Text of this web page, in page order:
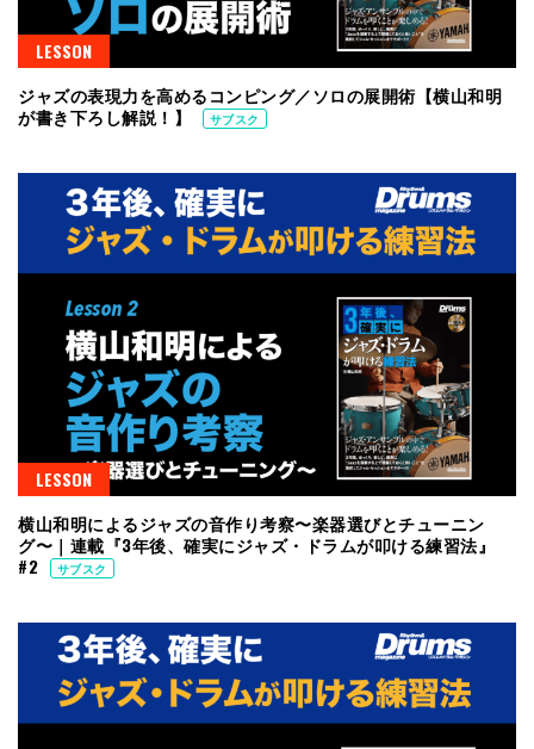
LESSON
ジャズの表現力を高めるコンピング／ソロの展開術【横山和明
が書き下ろし解説！】
サブスク
LESSON
横山和明によるジャズの音作り考察〜楽器選びとチューニン
グ〜｜連載『3年後、確実にジャズ・ドラムが叩ける練習法』
#2
サブスク